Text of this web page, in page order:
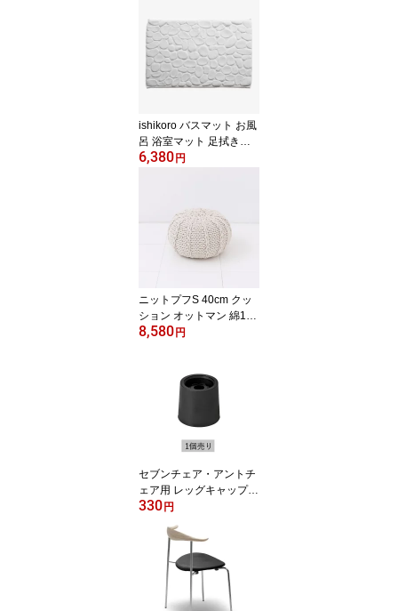
出し ボックス 資料入れ
ネームプレート付き オフ
ィス【P5倍】8／11 1:59
迄 【ポイント5倍】
ishikoro バスマット お風
呂 浴室マット 足拭きマ
ット 足ふきマット お風
かい 吸水 パウダールー
ム マット OTTAIPN 【送
料無料】【P5倍】8／11
1:59迄 【ポイント5倍】
6,380 円
ニットプフS 40cm クッ
ション オットマン 綿10
0% 手作り インド 軽い
リビング 居間 子ども部
屋 ギフト ナチュラル
【送料無料】【P5倍】8
／11 1:59迄 【ポイント5
8,580 円
セブンチェア・アントチ
ェア用 レッグキャップ
【代引不可商品】【P5
倍】8／11 1:59迄 【ポイ
ント5倍】
330 円